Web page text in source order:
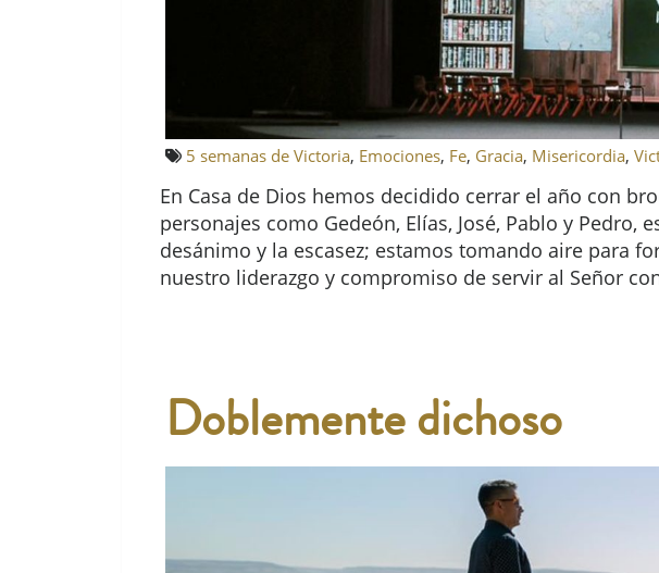
5 semanas de Victoria, Emociones, Fe, Gracia, Misericordia,
En Casa de Dios hemos decidido cerrar el año con
personajes como Gedeón, Elías, José, Pablo y
desánimo y la escasez; estamos tomando aire para
nuestro liderazgo y compromiso de servir al Señor
Doblemente dichoso